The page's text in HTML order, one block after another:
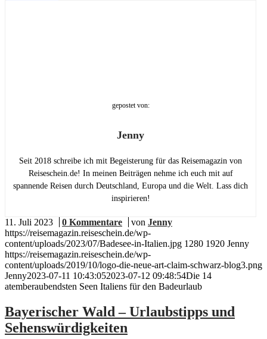
gepostet von:
Jenny
Seit 2018 schreibe ich mit Begeisterung für das Reisemagazin von
Reiseschein.de! In meinen Beiträgen nehme ich euch mit auf
spannende Reisen durch Deutschland, Europa und die Welt. Lass dich
inspirieren!
11. Juli 2023 0 Kommentare von Jenny
https://reisemagazin.reiseschein.de/wp-
content/uploads/2023/07/Badesee-in-Italien.jpg 1280 1920 Jenny
https://reisemagazin.reiseschein.de/wp-
content/uploads/2019/10/logo-die-neue-art-claim-schwarz-blog3.png
Jenny2023-07-11 10:43:052023-07-12 09:48:54Die 14
atemberaubendsten Seen Italiens für den Badeurlaub
Bayerischer Wald – Urlaubstipps und
Sehenswürdigkeiten